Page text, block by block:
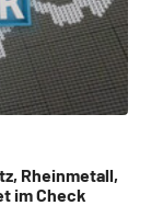
Rheinmetall,
im Check